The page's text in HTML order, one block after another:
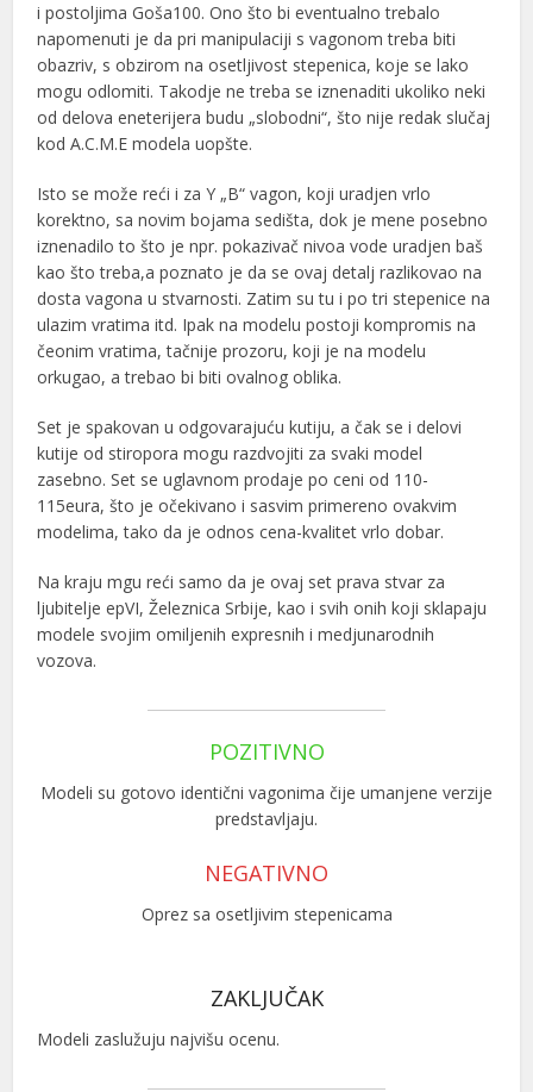
i postoljima Goša100. Ono što bi eventualno trebalo
napomenuti je da pri manipulaciji s vagonom treba biti
obazriv, s obzirom na osetljivost stepenica, koje se lako
mogu odlomiti. Takodje ne treba se iznenaditi ukoliko neki
od delova eneterijera budu „slobodni“, što nije redak slučaj
kod A.C.M.E modela uopšte.
Isto se može reći i za Y „B“ vagon, koji uradjen vrlo
korektno, sa novim bojama sedišta, dok je mene posebno
iznenadilo to što je npr. pokazivač nivoa vode uradjen baš
kao što treba,a poznato je da se ovaj detalj razlikovao na
dosta vagona u stvarnosti. Zatim su tu i po tri stepenice na
ulazim vratima itd. Ipak na modelu postoji kompromis na
čeonim vratima, tačnije prozoru, koji je na modelu
orkugao, a trebao bi biti ovalnog oblika.
Set je spakovan u odgovarajuću kutiju, a čak se i delovi
kutije od stiropora mogu razdvojiti za svaki model
zasebno. Set se uglavnom prodaje po ceni od 110-
115eura, što je očekivano i sasvim primereno ovakvim
modelima, tako da je odnos cena-kvalitet vrlo dobar.
Na kraju mgu reći samo da je ovaj set prava stvar za
ljubitelje epVI, Železnica Srbije, kao i svih onih koji sklapaju
modele svojim omiljenih expresnih i medjunarodnih
vozova.
POZITIVNO
Modeli su gotovo identični vagonima čije umanjene verzije
predstavljaju.
NEGATIVNO
Oprez sa osetljivim stepenicama
ZAKLJUČAK
Modeli zaslužuju najvišu ocenu.